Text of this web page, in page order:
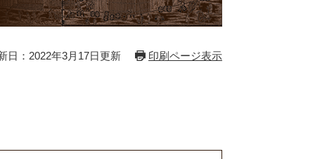
日：2022年3月17日更新 印刷ページ表示